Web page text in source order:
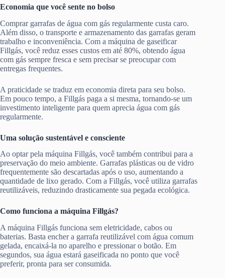
Economia que você sente no bolso
Comprar garrafas de água com gás regularmente custa caro.
Além disso, o transporte e armazenamento das garrafas geram
trabalho e inconveniência. Com a máquina de gaseificar
Fillgás, você reduz esses custos em até 80%, obtendo água
com gás sempre fresca e sem precisar se preocupar com
entregas frequentes.
A praticidade se traduz em economia direta para seu bolso.
Em pouco tempo, a Fillgás paga a si mesma, tornando-se um
investimento inteligente para quem aprecia água com gás
regularmente.
Uma solução sustentável e consciente
Ao optar pela máquina Fillgás, você também contribui para a
preservação do meio ambiente. Garrafas plásticas ou de vidro
frequentemente são descartadas após o uso, aumentando a
quantidade de lixo gerado. Com a Fillgás, você utiliza garrafas
reutilizáveis, reduzindo drasticamente sua pegada ecológica.
Como funciona a máquina Fillgás?
A máquina Fillgás funciona sem eletricidade, cabos ou
baterias. Basta encher a garrafa reutilizável com água comum
gelada, encaixá-la no aparelho e pressionar o botão. Em
segundos, sua água estará gaseificada no ponto que você
preferir, pronta para ser consumida.